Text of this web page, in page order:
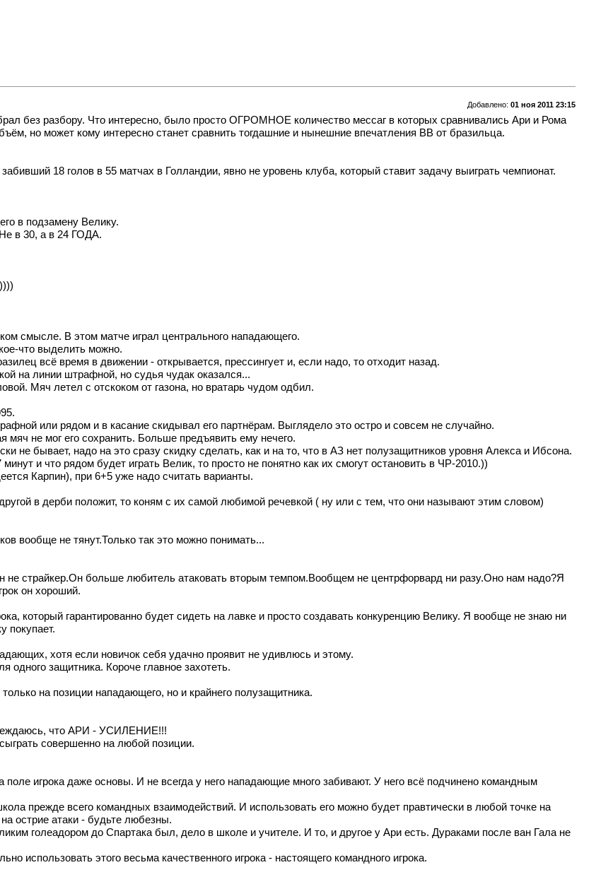
Добавлено: 01 ноя 2011 23:15
без разбору. Что интересно, было просто ОГРОМНОЕ количество мессаг в которых сравнивались Ари и Рома
но может кому интересно станет сравнить тогдашние и нынешние впечатления ВВ от бразильца.
18 голов в 55 матчах в Голландии, явно не уровень клуба, который ставит задачу выиграть чемпионат.
в подзамену Велику.
в 30, а в 24 ГОДА.
смысле. В этом матче играл центрального нападающего.
что выделить можно.
всё время в движении - открывается, прессингует и, если надо, то отходит назад.
на линии штрафной, но судья чудак оказался...
Мяч летел с отскоком от газона, но вратарь чудом одбил.
или рядом и в касание скидывал его партнёрам. Выглядело это остро и совсем не случайно.
не мог его сохранить. Больше предъявить ему нечего.
не бывает, надо на это сразу скидку сделать, как и на то, что в АЗ нет полузащитников уровня Алекса и Ибсона.
и что рядом будет играть Велик, то просто не понятно как их смогут остановить в ЧР-2010.))
Карпин), при 6+5 уже надо считать варианты.
в дерби положит, то коням с их самой любимой речевкой ( ну или с тем, что они называют этим словом)
вообще не тянут.Только так это можно понимать...
не страйкер.Он больше любитель атаковать вторым темпом.Вообщем не центрфорвард ни разу.Оно нам надо?Я
он хороший.
который гарантированно будет сидеть на лавке и просто создавать конкуренцию Велику. Я вообще не знаю ни
покупает.
хотя если новичок себя удачно проявит не удивлюсь и этому.
одного защитника. Короче главное захотеть.
на позиции нападающего, но и крайнего полузащитника.
что АРИ - УСИЛЕНИЕ!!!
совершенно на любой позиции.
поле игрока даже основы. И не всегда у него нападающие много забивают. У него всё подчинено командным
прежде всего командных взаимодействий. И использовать его можно будет правтически в любой точке на
острие атаки - будьте любезны.
голеадором до Спартака был, дело в школе и учителе. И то, и другое у Ари есть. Дураками после ван Гала не
использовать этого весьма качественного игрока - настоящего командного игрока.